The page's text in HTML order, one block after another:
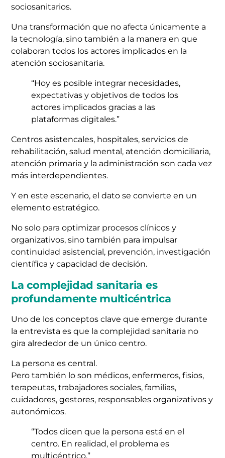
sociosanitarios.
Una transformación que no afecta únicamente a
la tecnología, sino también a la manera en que
colaboran todos los actores implicados en la
atención sociosanitaria.
“Hoy es posible integrar necesidades,
expectativas y objetivos de todos los
actores implicados gracias a las
plataformas digitales.”
Centros asistencales, hospitales, servicios de
rehabilitación, salud mental, atención domiciliaria,
atención primaria y la administración son cada vez
más interdependientes.
Y en este escenario, el dato se convierte en un
elemento estratégico.
No solo para optimizar procesos clínicos y
organizativos, sino también para impulsar
continuidad asistencial, prevención, investigación
científica y capacidad de decisión.
La complejidad sanitaria es
profundamente multicéntrica
Uno de los conceptos clave que emerge durante
la entrevista es que la complejidad sanitaria no
gira alrededor de un único centro.
La persona es central.
Pero también lo son médicos, enfermeros, fisios,
terapeutas, trabajadores sociales, familias,
cuidadores, gestores, responsables organizativos y
autonómicos.
“Todos dicen que la persona está en el
centro. En realidad, el problema es
multicéntrico.”